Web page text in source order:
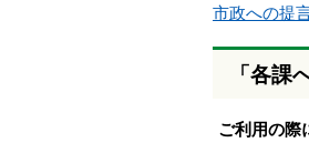
市政への提
「各課
ご利用の際